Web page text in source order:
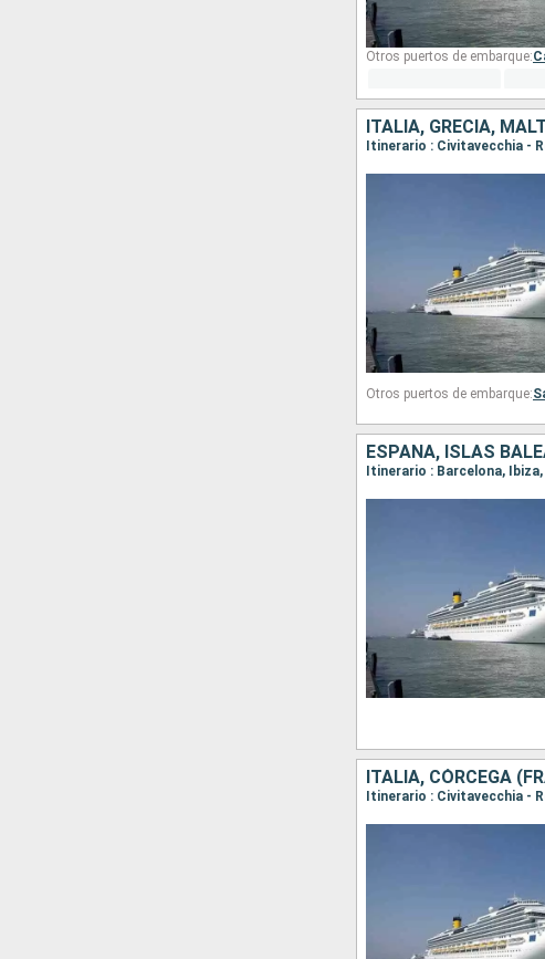
Otros puertos de embarque:
ITALIA, GRECIA,
Otros puertos de embarque:
ESPAÑA, ISLAS
ITALIA, CÓRCEGA